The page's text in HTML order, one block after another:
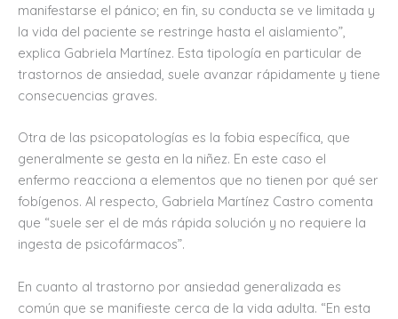
manifestarse el pánico; en fin, su conducta se ve limitada y
la vida del paciente se restringe hasta el aislamiento”,
explica Gabriela Martínez. Esta tipología en particular de
trastornos de ansiedad, suele avanzar rápidamente y tiene
consecuencias graves.
Otra de las psicopatologías es la fobia específica, que
generalmente se gesta en la niñez. En este caso el
enfermo reacciona a elementos que no tienen por qué ser
fobígenos. Al respecto, Gabriela Martínez Castro comenta
que “suele ser el de más rápida solución y no requiere la
ingesta de psicofármacos”.
En cuanto al trastorno por ansiedad generalizada es
común que se manifieste cerca de la vida adulta. “En esta